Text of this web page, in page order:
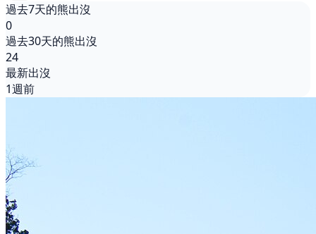
過去7天的熊出沒
0
過去30天的熊出沒
24
最新出沒
1週前